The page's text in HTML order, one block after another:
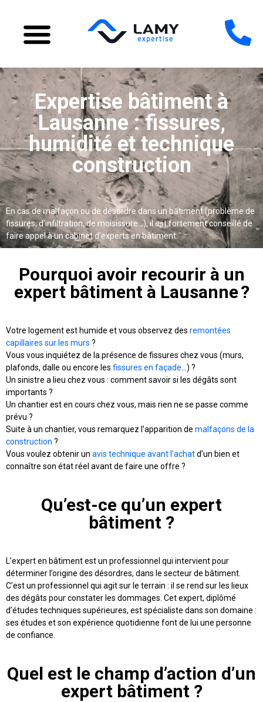
Expertise bâtiment à
Lausanne : fissures,
humidité et technique
construction
En cas de malfaçon ou de désordre dans un bâtiment (problème de
fissures, d’infiltration, de moisissure…), il est fortement conseillé de
faire appel à un cabinet d’experts en bâtiment.
Pourquoi avoir recourir à un
expert bâtiment à Lausanne ?
Votre logement est humide et vous observez des remontées
capillaires sur les murs ?
Vous vous inquiétez de la présence de fissures chez vous (murs,
plafonds, dalle ou encore les fissures en façade …) ?
Un sinistre a lieu chez vous : comment savoir si les dégâts sont
importants ?
Un chantier est en cours chez vous, mais rien ne se passe comme
prévu ?
Suite à un chantier, vous remarquez l’apparition de malfaçons de la
construction ?
Vous voulez obtenir un avis technique avant l’achatd’un bien et
connaître son état réel avant de faire une offre ?
Qu’est-ce qu’un expert
bâtiment ?
L’expert en bâtiment est un professionnel qui intervient pour
déterminer l’origine des désordres, dans le secteur de bâtiment.
C’est un professionnel qui agit sur le terrain : il se rend sur les lieux
des dégâts pour constater les dommages. Cet expert, diplômé
d’études techniques supérieures, est spécialiste dans son domaine :
ses études et son expérience quotidienne font de lui une personne
de confiance.
Quel est le champ d’action d’un
expert bâtiment ?